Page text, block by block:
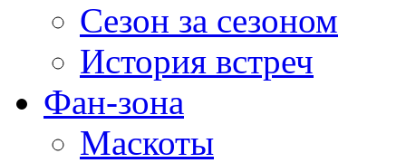
Сезон за сезоном
История встреч
Фан-зона
Маскоты